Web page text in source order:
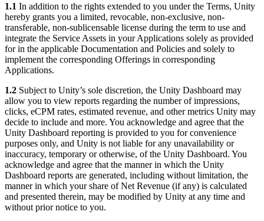
1.1 In addition to the rights extended to you under the Terms, Unity
hereby grants you a limited, revocable, non-exclusive, non-
transferable, non-sublicensable license during the term to use and
integrate the Service Assets in your Applications solely as provided
for in the applicable Documentation and Policies and solely to
implement the corresponding Offerings in corresponding
Applications.
1.2 Subject to Unity’s sole discretion, the Unity Dashboard may
allow you to view reports regarding the number of impressions,
clicks, eCPM rates, estimated revenue, and other metrics Unity may
decide to include and more. You acknowledge and agree that the
Unity Dashboard reporting is provided to you for convenience
purposes only, and Unity is not liable for any unavailability or
inaccuracy, temporary or otherwise, of the Unity Dashboard. You
acknowledge and agree that the manner in which the Unity
Dashboard reports are generated, including without limitation, the
manner in which your share of Net Revenue (if any) is calculated
and presented therein, may be modified by Unity at any time and
without prior notice to you.